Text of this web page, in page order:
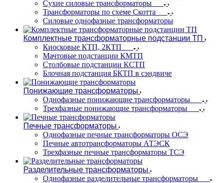
Сухие силовые трансформаторы
Трансформаторы по схеме Скотта
Силовые однофазные трансформаторы
Комплектные трансформаторные подстанции ТП
Киосковые КТП, 2КТП
Мачтовые подстанции КМТП
Столбовые подстанции КСТП
Блочная подстанция БКТП в сэндвиче
Понижающие трансформаторы
Однофазные понижающие трансформаторы
Трехфазные понижающие трансформаторы
Печные трансформаторы
Однофазные печные трансформаторы ОСЭ
Печные автотрансформаторы АТЭСК
Трехфазные печные трансформаторы ТСЭ
Разделительные трансформаторы
Однофазные разделительные трансформаторы